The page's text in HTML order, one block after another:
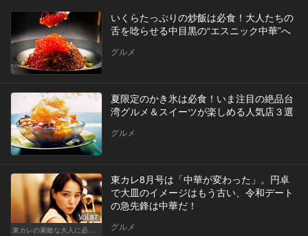
いくらたっぷりの炒飯は必食！大人たちの
舌を唸らせる中目黒の“エスニック中華”へ
グルメ
夏限定のかき氷は必食！いま注目の絶品台
湾グルメ＆スイーツが楽しめる人気店３選
グルメ
Vol.87
東カレの素敵な大人に必要なこと
東カレ8月号は「中華が変わった」。円卓
で大皿のイメージはもう古い、令和デート
の急先鋒は中華だ！
グルメ